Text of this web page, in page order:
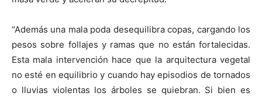
“Además una mala poda desequilibra copas, cargando los
pesos sobre follajes y ramas que no están fortalecidas.
Esta mala intervención hace que la arquitectura vegetal
no esté en equilibrio y cuando hay episodios de tornados
o lluvias violentas los árboles se quiebran. Si bien es